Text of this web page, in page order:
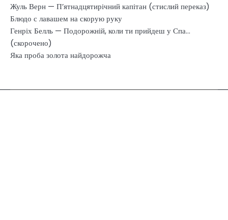
Жуль Верн — П’ятнадцятирічний капітан (стислий переказ)
Блюдо с лавашем на скорую руку
Генріх Белль — Подорожній, коли ти прийдеш у Спа…
(скорочено)
Яка проба золота найдорожча